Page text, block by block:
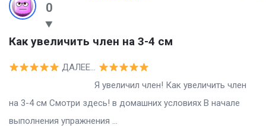
0
Как увеличить член на 3-4 см
ДАЛЕЕ…
Я увеличил член! Как увеличить член
на 3-4 см Смотри здесь! в домашних условиях В начале
выполнения упражнения ...